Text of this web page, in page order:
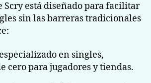
Scry está diseñado para facilitar
sin las barreras tradicionales
en singles,
cero para jugadores y tiendas.